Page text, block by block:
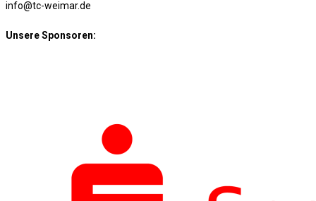
info@tc-weimar.de
Unsere Sponsoren: